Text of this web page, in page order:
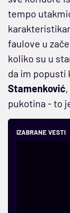
tempo
faulove u
koliko su u
da im popusti
Stamenković
pukotina - to
IZABRANE VESTI